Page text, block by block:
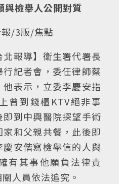
與檢舉人公開對質
/3版/焦點
北報導】衛生署代署長
記者會，委任律師蔡
表示，立委李慶安指
曾到錢櫃KTV絕非事
到中興醫院探望手術
和父親共餐，此後即
安偕寫檢舉信的人與
有其事他願負法律責
人員依法追究。